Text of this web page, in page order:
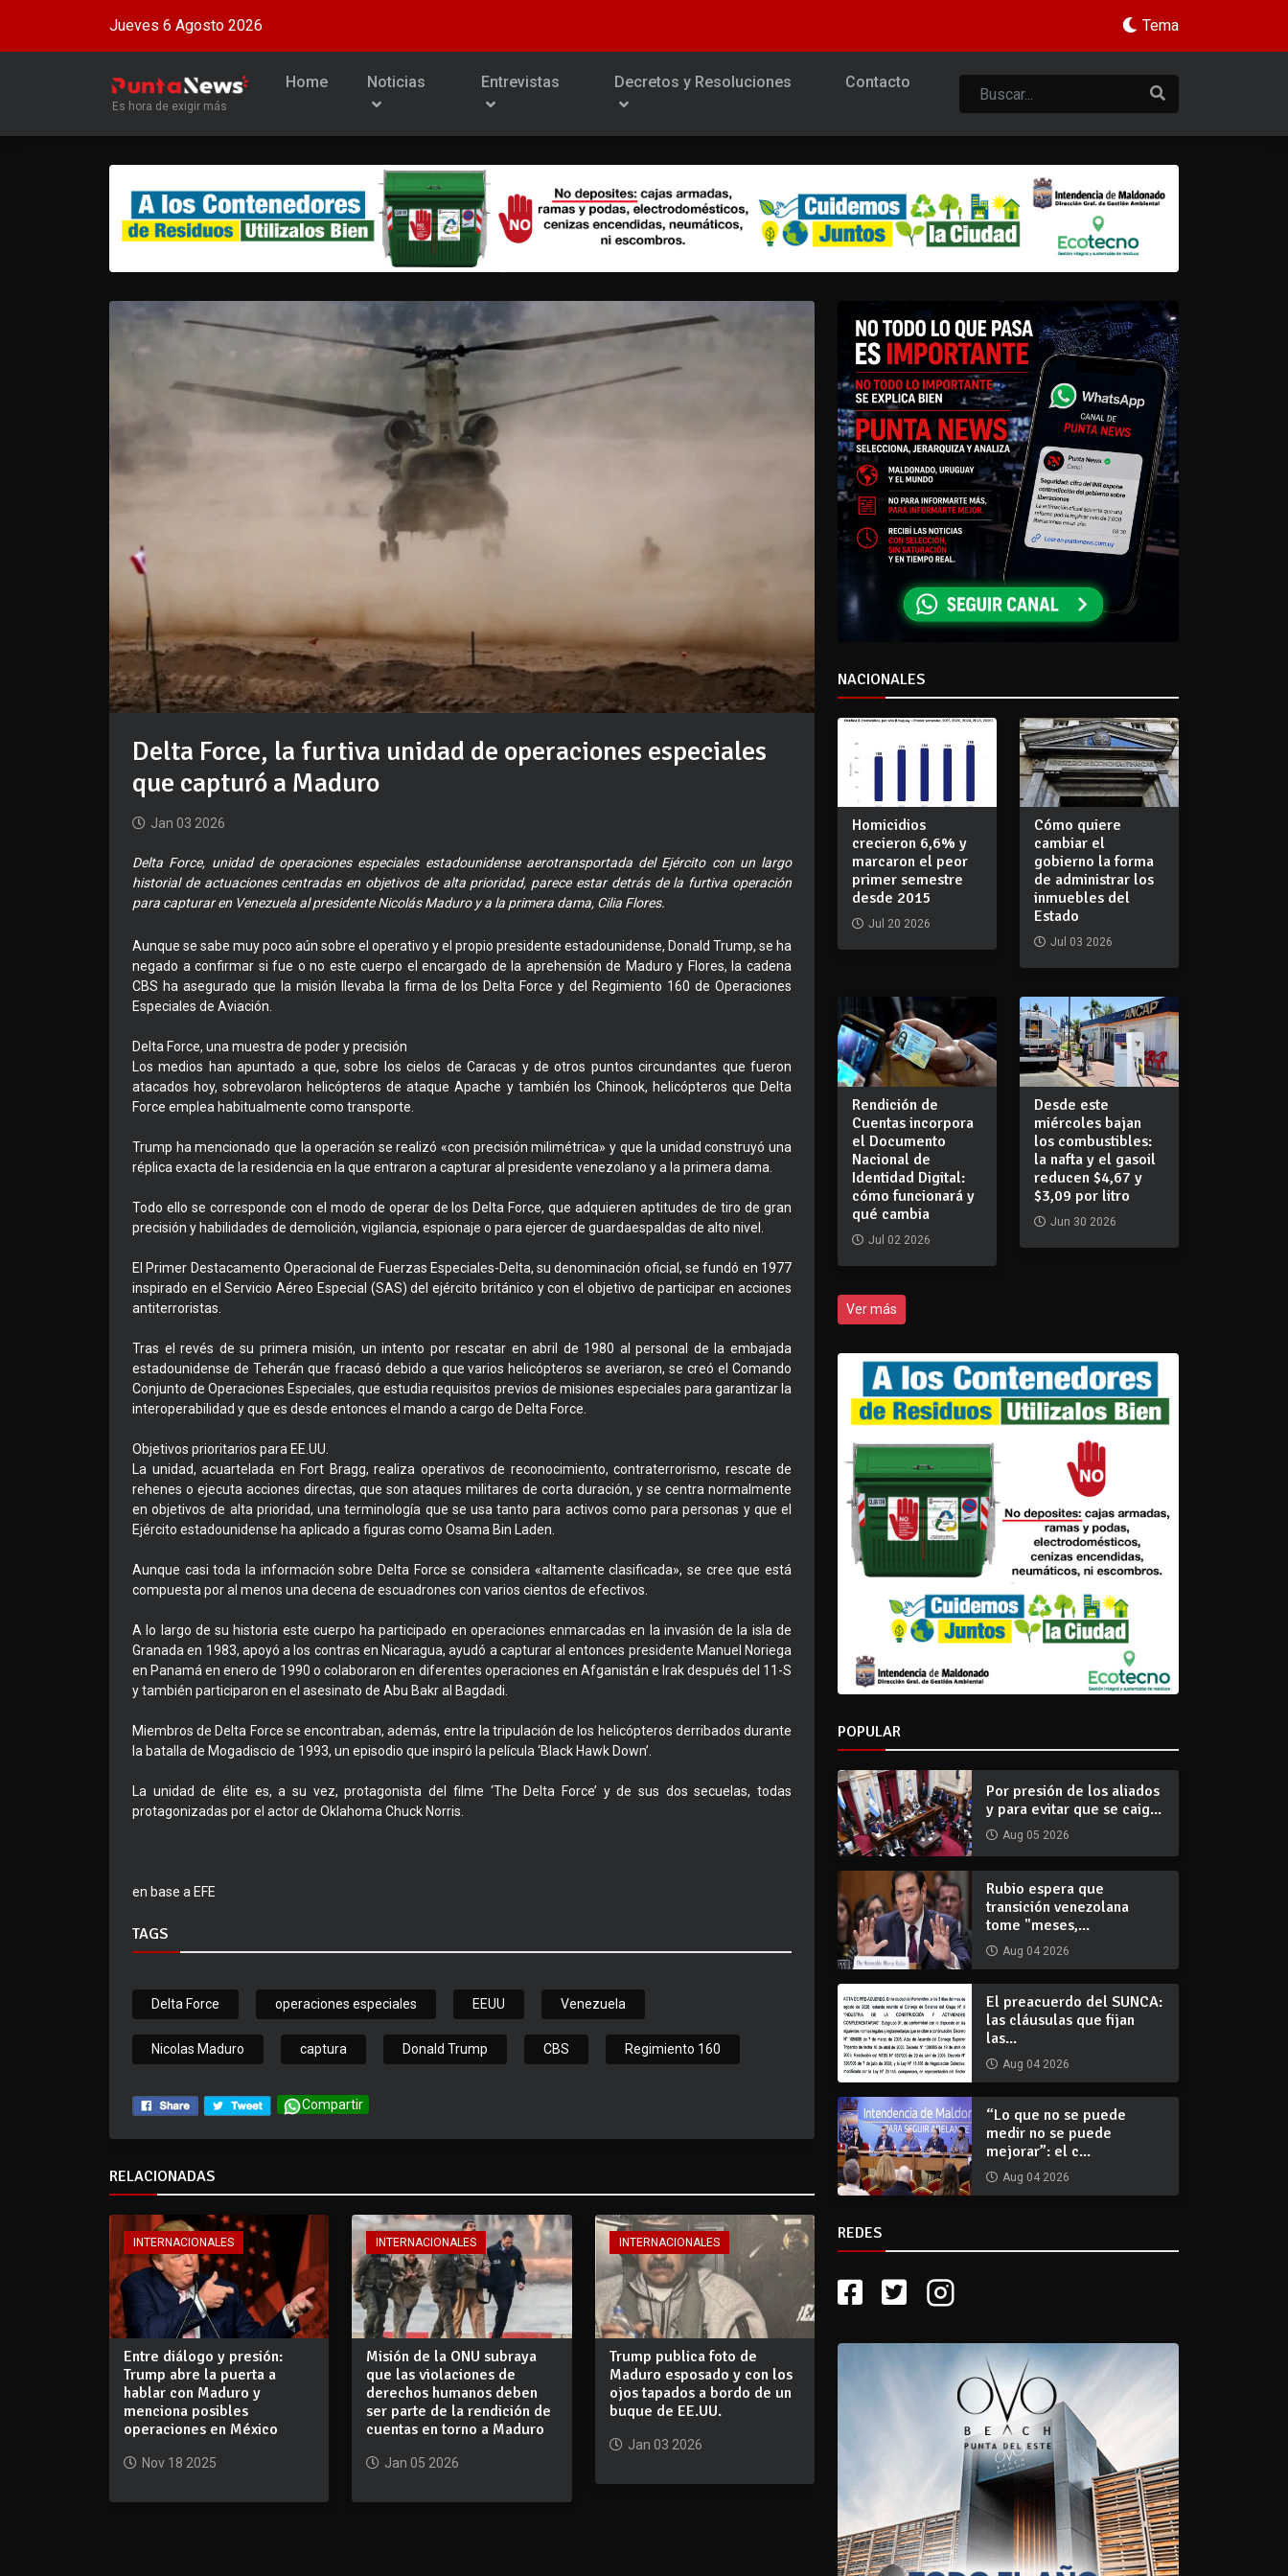
Jueves 6 Agosto 2026 Tema
Es hora de exigir más
Home Noticias Entrevistas Decretos y Resoluciones Contacto
Delta Force, la furtiva unidad de operaciones especiales
que capturó a Maduro
Jan 03 2026
Delta Force, unidad de operaciones especiales estadounidense aerotransportada del Ejército con un largo
historial de actuaciones centradas en objetivos de alta prioridad, parece estar detrás de la furtiva operación
para capturar en Venezuela al presidente Nicolás Maduro y a la primera dama, Cilia Flores.
Aunque se sabe muy poco aún sobre el operativo y el propio presidente estadounidense, Donald Trump, se ha
negado a confirmar si fue o no este cuerpo el encargado de la aprehensión de Maduro y Flores, la cadena
CBS ha asegurado que la misión llevaba la firma de los Delta Force y del Regimiento 160 de Operaciones
Especiales de Aviación.
Delta Force, una muestra de poder y precisión
Los medios han apuntado a que, sobre los cielos de Caracas y de otros puntos circundantes que fueron
atacados hoy, sobrevolaron helicópteros de ataque Apache y también los Chinook, helicópteros que Delta
Force emplea habitualmente como transporte.
Trump ha mencionado que la operación se realizó «con precisión milimétrica» y que la unidad construyó una
réplica exacta de la residencia en la que entraron a capturar al presidente venezolano y a la primera dama.
Todo ello se corresponde con el modo de operar de los Delta Force, que adquieren aptitudes de tiro de gran
precisión y habilidades de demolición, vigilancia, espionaje o para ejercer de guardaespaldas de alto nivel.
El Primer Destacamento Operacional de Fuerzas Especiales-Delta, su denominación oficial, se fundó en 1977
inspirado en el Servicio Aéreo Especial (SAS) del ejército británico y con el objetivo de participar en acciones
antiterroristas.
Tras el revés de su primera misión, un intento por rescatar en abril de 1980 al personal de la embajada
estadounidense de Teherán que fracasó debido a que varios helicópteros se averiaron, se creó el Comando
Conjunto de Operaciones Especiales, que estudia requisitos previos de misiones especiales para garantizar la
interoperabilidad y que es desde entonces el mando a cargo de Delta Force.
Objetivos prioritarios para EE.UU.
La unidad, acuartelada en Fort Bragg, realiza operativos de reconocimiento, contraterrorismo, rescate de
rehenes o ejecuta acciones directas, que son ataques militares de corta duración, y se centra normalmente
en objetivos de alta prioridad, una terminología que se usa tanto para activos como para personas y que el
Ejército estadounidense ha aplicado a figuras como Osama Bin Laden.
Aunque casi toda la información sobre Delta Force se considera «altamente clasificada», se cree que está
compuesta por al menos una decena de escuadrones con varios cientos de efectivos.
A lo largo de su historia este cuerpo ha participado en operaciones enmarcadas en la invasión de la isla de
Granada en 1983, apoyó a los contras en Nicaragua, ayudó a capturar al entonces presidente Manuel Noriega
en Panamá en enero de 1990 o colaboraron en diferentes operaciones en Afganistán e Irak después del 11-S
y también participaron en el asesinato de Abu Bakr al Bagdadi.
Miembros de Delta Force se encontraban, además, entre la tripulación de los helicópteros derribados durante
la batalla de Mogadiscio de 1993, un episodio que inspiró la película ‘Black Hawk Down’.
La unidad de élite es, a su vez, protagonista del filme ‘The Delta Force’ y de sus dos secuelas, todas
protagonizadas por el actor de Oklahoma Chuck Norris.
en base a EFE
TAGS
Delta Force operaciones especiales EEUU Venezuela
Nicolas Maduro captura Donald Trump CBS Regimiento 160
Compartir
RELACIONADAS
INTERNACIONALES
Entre diálogo y presión:
Trump abre la puerta a
hablar con Maduro y
menciona posibles
operaciones en México
Nov 18 2025
INTERNACIONALES
Misión de la ONU subraya
que las violaciones de
derechos humanos deben
ser parte de la rendición de
cuentas en torno a Maduro
Jan 05 2026
INTERNACIONALES
Trump publica foto de
Maduro esposado y con los
ojos tapados a bordo de un
buque de EE.UU.
Jan 03 2026
NACIONALES
Homicidios
crecieron 6,6% y
marcaron el peor
primer semestre
desde 2015
Jul 20 2026
Cómo quiere
cambiar el
gobierno la forma
de administrar los
inmuebles del
Estado
Jul 03 2026
Rendición de
Cuentas incorpora
el Documento
Nacional de
Identidad Digital:
cómo funcionará y
qué cambia
Jul 02 2026
Desde este
miércoles bajan
los combustibles:
la nafta y el gasoil
reducen $4,67 y
$3,09 por litro
Jun 30 2026
Ver más
POPULAR
Por presión de los aliados
y para evitar que se caig...
Aug 05 2026
Rubio espera que
transición venezolana
tome "meses,...
Aug 04 2026
El preacuerdo del SUNCA:
las cláusulas que fijan
las...
Aug 04 2026
“Lo que no se puede
medir no se puede
mejorar”: el c...
Aug 04 2026
REDES